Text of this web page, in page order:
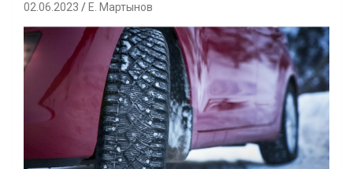
02.06.2023 Е. Мартынов